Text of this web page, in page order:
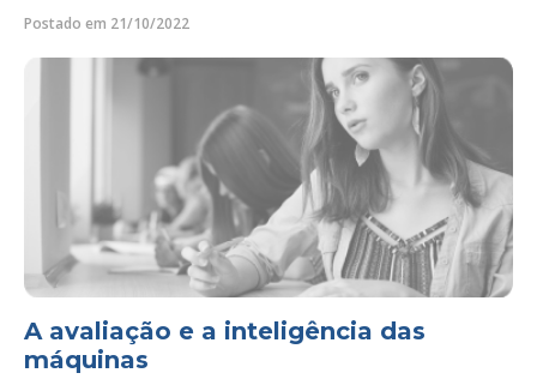
Postado em 21/10/2022
A avaliação e a inteligência das
máquinas